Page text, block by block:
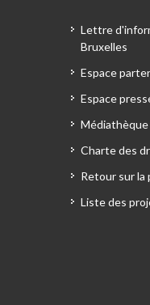
Lettre
Bruxelles
Espace
Espace
Médiathèque
Charte des
Retour sur la
Liste des